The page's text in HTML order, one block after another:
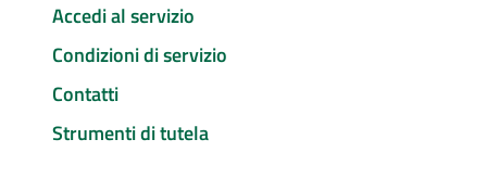
Accedi al servizio
Condizioni di servizio
Contatti
Strumenti di tutela